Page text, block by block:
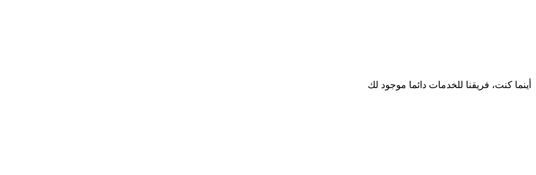
أينما كنت، فريقنا للخدمات دائما موجود لك